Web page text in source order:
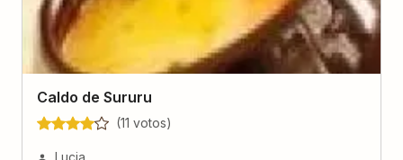
Caldo de Sururu
(11 votos)
Lucia